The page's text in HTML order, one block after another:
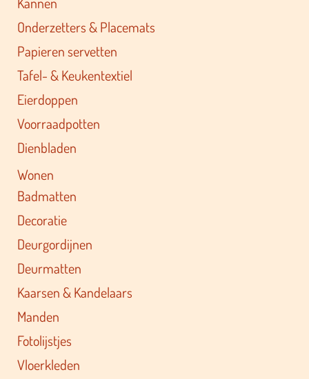
Onderzetters & Placemats
Papieren servetten
Tafel- & Keukentextiel
Eierdoppen
Voorraadpotten
Dienbladen
Wonen
Badmatten
Decoratie
Deurgordijnen
Deurmatten
Kaarsen & Kandelaars
Manden
Fotolijstjes
Vloerkleden